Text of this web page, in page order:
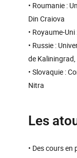
• Roumanie :
Din Craiova
• Royaume-
• Russie :
de
• Slovaquie :
Nitra
Les
• Des cours